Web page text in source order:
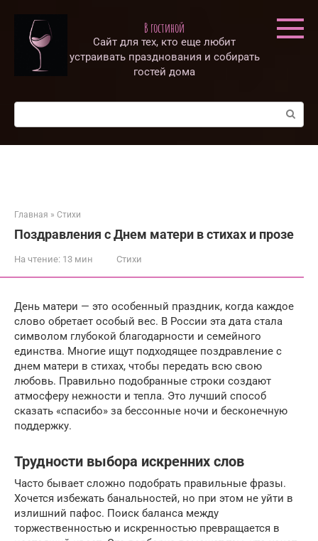
контенту
В гостиной
Сайт для тех, кто еще любит
устраивать празднования и собирать
гостей дома
Поиск:
Главная » Стихи
Поздравления с Днем матери в стихах и прозе
На чтение: 13 мин Стихи
День матери — это особенный праздник, когда каждое
слово обретает особый вес. В России эта дата стала
символом глубокой благодарности и семейного
единства. Многие ищут подходящее поздравление с
днем матери в стихах, чтобы передать всю свою
любовь. Правильно подобранные строки создают
атмосферу нежности и тепла. Это лучший способ
сказать «спасибо» за бессонные ночи и бесконечную
поддержку.
Трудности выбора искренних слов
Часто бывает сложно подобрать правильные фразы.
Хочется избежать банальностей, но при этом не уйти в
излишний пафос. Поиск баланса между
торжественностью и искренностью превращается в